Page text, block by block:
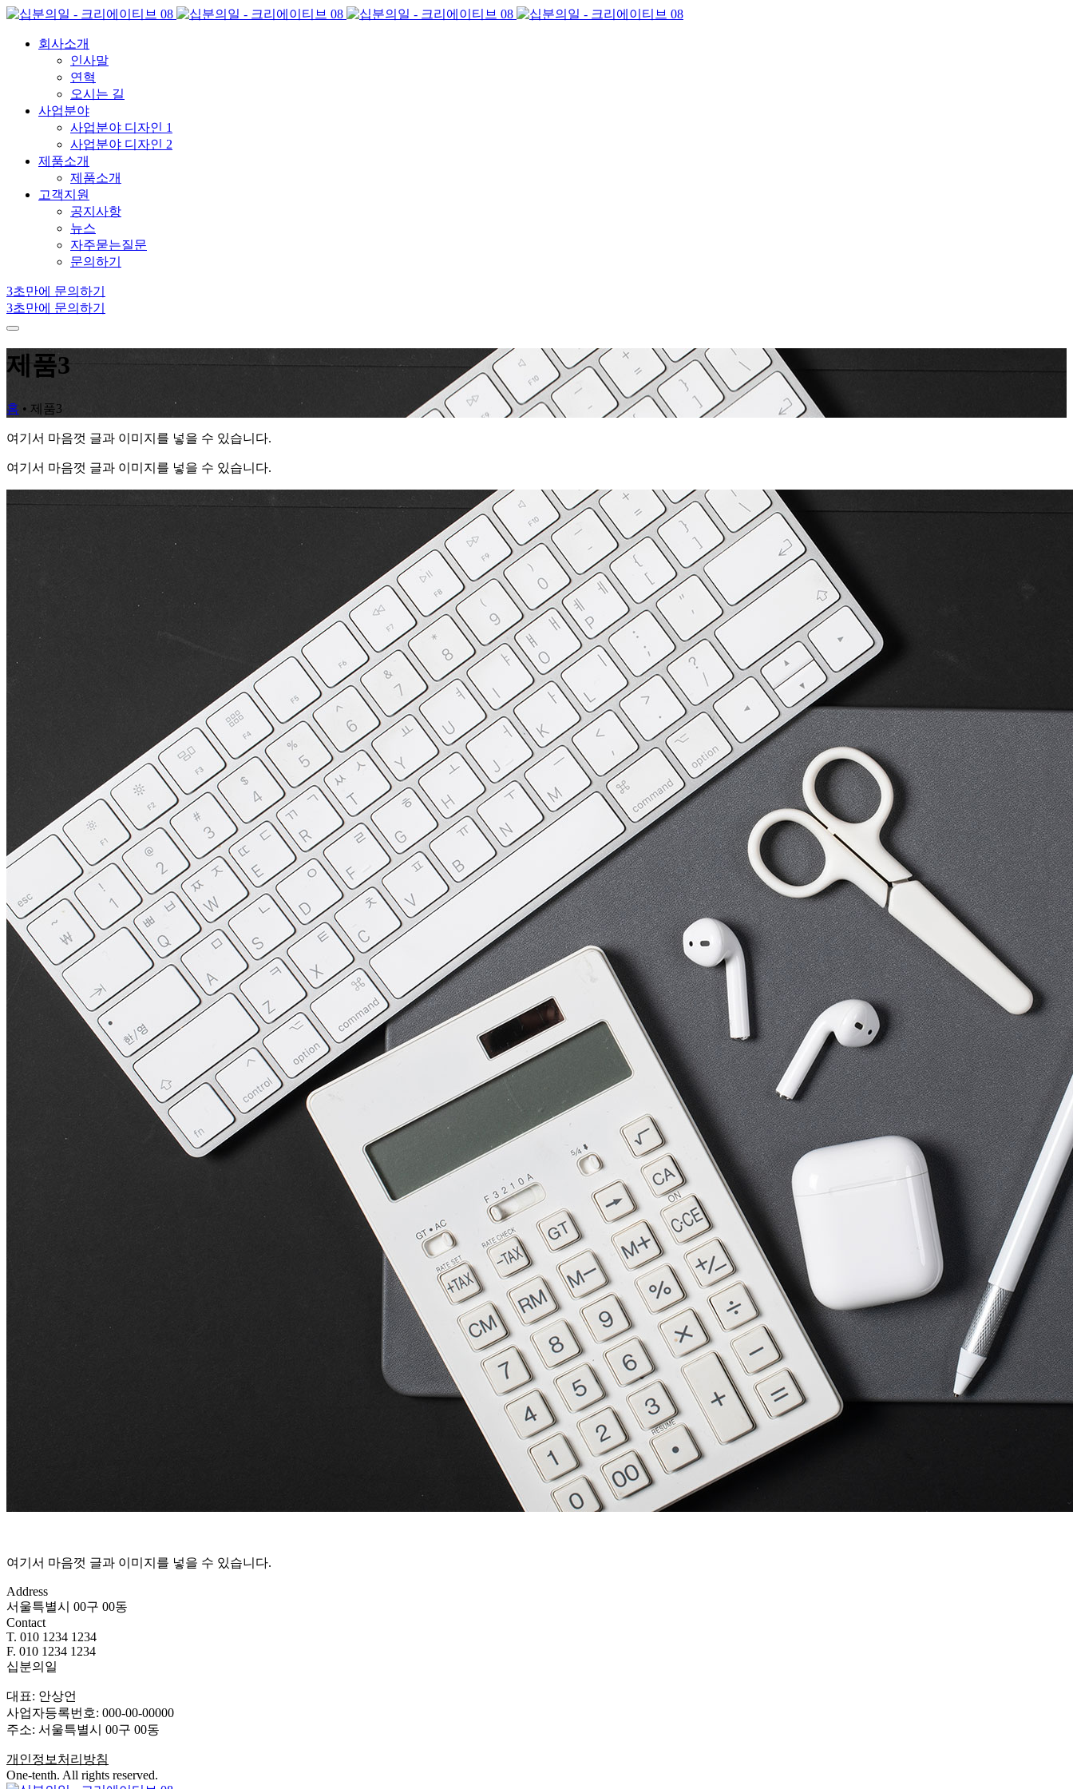
회사소개
인사말
연혁
오시는 길
사업분야
사업분야 디자인 1
사업분야 디자인 2
제품소개
제품소개
고객지원
공지사항
뉴스
자주묻는질문
문의하기
3초만에 문의하기
3초만에 문의하기
제품3
홈 • 제품3
여기서 마음껏 글과 이미지를 넣을 수 있습니다.
여기서 마음껏 글과 이미지를 넣을 수 있습니다.
여기서 마음껏 글과 이미지를 넣을 수 있습니다.
Address
서울특별시 00구 00동
Contact
T. 010 1234 1234
F. 010 1234 1234
십분의일
대표: 안상언
사업자등록번호: 000-00-00000
주소: 서울특별시 00구 00동
개인정보처리방침
One-tenth. All rights reserved.